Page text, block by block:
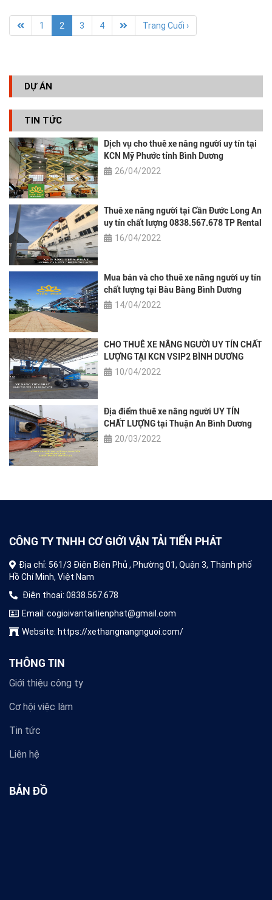
6m...
1 2 3 4 Trang Cuối ›
DỰ ÁN
TIN TỨC
Dịch vụ cho thuê xe nâng người uy tín tại
KCN Mỹ Phước tỉnh Bình Dương
0838.567.678 TP Rental
26/04/2022
Thuê xe nâng người tại Cần Đước Long An
uy tín chất lượng 0838.567.678 TP Rental
16/04/2022
Mua bán và cho thuê xe nâng người uy tín
chất lượng tại Bàu Bàng Bình Dương
0838.567.678
14/04/2022
CHO THUÊ XE NÂNG NGƯỜI UY TÍN CHẤT
LƯỢNG TẠI KCN VSIP2 BÌNH DƯƠNG
0948.733.999
10/04/2022
Địa điểm thuê xe nâng người UY TÍN
CHẤT LƯỢNG tại Thuận An Bình Dương
0948733999
20/03/2022
CÔNG TY TNHH CƠ GIỚI VẬN TẢI TIẾN PHÁT
Địa chỉ: 561/3 Điện Biên Phủ , Phường 01, Quận 3, Thành phố
Hồ Chí Minh, Việt Nam
Điện thoại: 0838.567.678
Email: cogioivantaitienphat@gmail.com
Website: https://xethangnangnguoi.com/
THÔNG TIN
Giới thiệu công ty
Cơ hội việc làm
Tin tức
Liên hệ
BẢN ĐỒ